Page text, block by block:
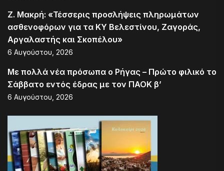
Ζ. Μακρή: «Τέσσερις προσλήψεις πληρωμάτων
ασθενοφόρων για τα ΚΥ Βελεστίνου, Ζαγοράς,
Αργαλαστής και Σκοπέλου»
6 Αυγούστου, 2026
Με πολλά νέα πρόσωπα ο Ρήγας – Πρώτο φιλικό το
Σάββατο εντός έδρας με τον ΠΑΟΚ β’
6 Αυγούστου, 2026